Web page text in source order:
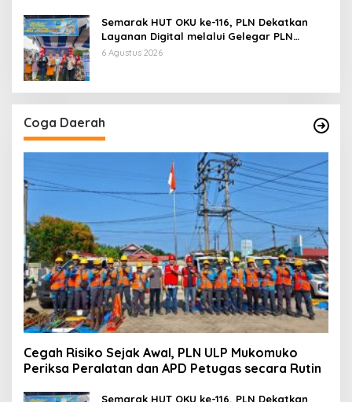
Semarak HUT OKU ke-116, PLN Dekatkan
Layanan Digital melalui Gelegar PLN
Mobile 2026
6 Agustus 2026
Coga Daerah
Cegah Risiko Sejak Awal, PLN ULP Mukomuko
Periksa Peralatan dan APD Petugas secara Rutin
Semarak HUT OKU ke-116, PLN Dekatkan